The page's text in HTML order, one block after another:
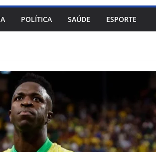
POLÍTICA SAÚDE ESPORTE